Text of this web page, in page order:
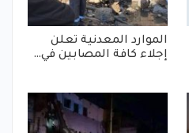
الموارد المعدنية تعلن
إجلاء كافة المصابين في…